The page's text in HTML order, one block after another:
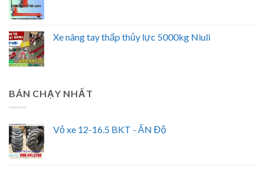
Xe nâng tay thấp thủy lực 5000kg Niuli
BÁN CHẠY NHẤT
Vỏ xe 12-16.5 BKT - ẤN Độ